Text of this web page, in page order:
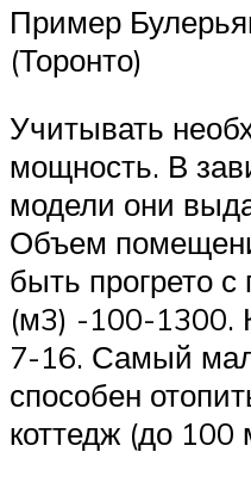
Пример
(Торонто)
Учитывать
мощность. В
модели они
Объем
быть прогрето
(м3) -100-1300.
7-16. Самый
способен
коттедж (до